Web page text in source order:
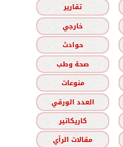
تقارير
خارجي
حوادث
صحة وطب
منوعات
العدد الورقي
كاريكاتير
مقالات الرأي